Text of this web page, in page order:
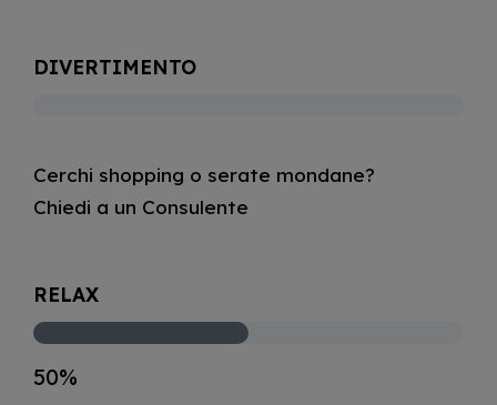
DIVERTIMENTO
Cerchi shopping o serate mondane?
Chiedi a un Consulente
RELAX
50%